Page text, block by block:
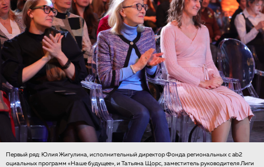
Первый ряд: Юлия Жигулина, исполнительный директор Фонда региональных с ab2
оциальных программ «Наше будущее», и Татьяна Щорс, заместитель руководителя Лиги